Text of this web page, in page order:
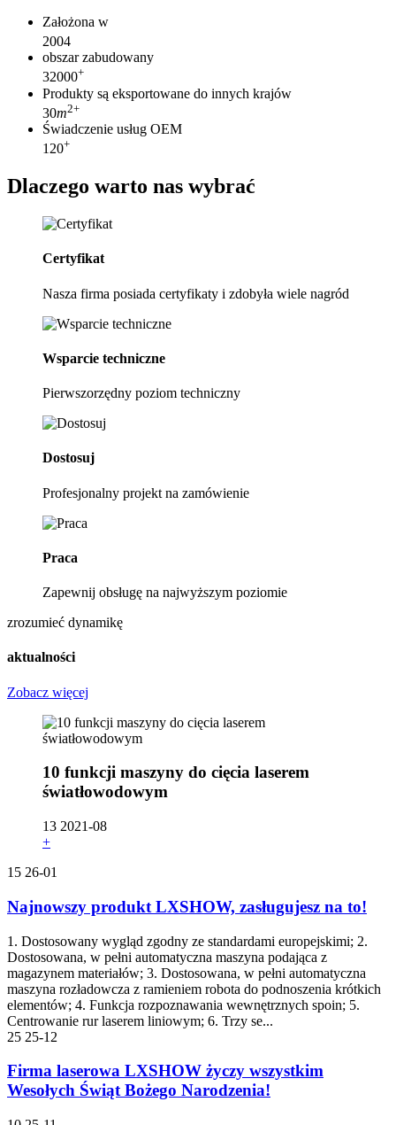
Założona w
2004
obszar zabudowany
32000+
Produkty są eksportowane do innych krajów
30m2+
Świadczenie usług OEM
120+
Dlaczego warto nas wybrać
Certyfikat
Nasza firma posiada certyfikaty i zdobyła wiele nagród
Wsparcie techniczne
Pierwszorzędny poziom techniczny
Dostosuj
Profesjonalny projekt na zamówienie
Praca
Zapewnij obsługę na najwyższym poziomie
zrozumieć dynamikę
aktualności
Zobacz więcej
10 funkcji maszyny do cięcia laserem
światłowodowym
13 2021-08
+
15 26-01
Najnowszy produkt LXSHOW, zasługujesz na to!
1. Dostosowany wygląd zgodny ze standardami europejskimi; 2.
Dostosowana, w pełni automatyczna maszyna podająca z
magazynem materiałów; 3. Dostosowana, w pełni automatyczna
maszyna rozładowcza z ramieniem robota do podnoszenia krótkich
elementów; 4. Funkcja rozpoznawania wewnętrznych spoin; 5.
Centrowanie rur laserem liniowym; 6. Trzy se...
25 25-12
Firma laserowa LXSHOW życzy wszystkim
Wesołych Świąt Bożego Narodzenia!